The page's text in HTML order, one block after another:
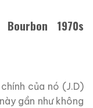
1970s
của nó (J.D)
gần như không